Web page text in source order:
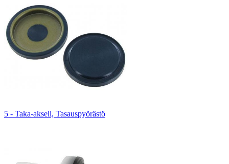
5 - Taka-akseli, Tasauspyörästö